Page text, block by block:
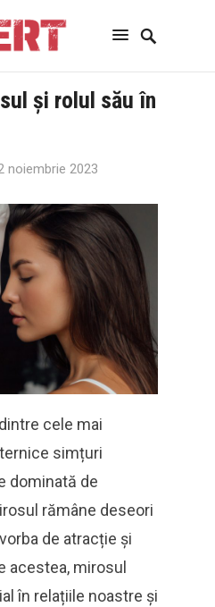
și rolul său în
noiembrie 2023
cele mai
simțuri
dominată de
rămâne deseori
de atracție și
acestea, mirosul
în relațiile noastre și